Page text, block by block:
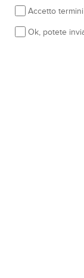
Accetto
Ok, potete